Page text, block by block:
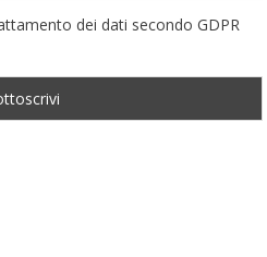
dei dati secondo GDPR